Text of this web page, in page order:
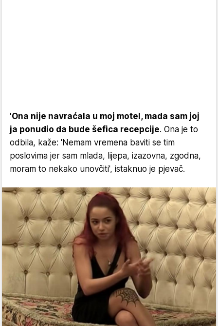
'Ona nije navraćala u moj motel, mada sam joj
ja ponudio da bude šefica recepcije. Ona je to
odbila, kaže: 'Nemam vremena baviti se tim
poslovima jer sam mlada, lijepa, izazovna, zgodna,
moram to nekako unovčiti', istaknuo je pjevač.